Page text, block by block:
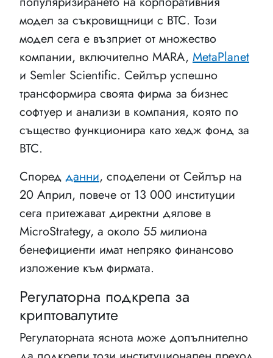
модел за съкровищници с BTC. Този
модел сега е възприет от множество
компании, включително MARA, MetaPlanet
и Semler Scientific. Сейлър успешно
трансформира своята фирма за бизнес
софтуер и анализи в компания, която по
същество функционира като хедж фонд за
BTC.
Според данни, споделени от Сейлър на
20 Април, повече от 13 000 институции
сега притежават директни дялове в
MicroStrategy, а около 55 милиона
бенефициенти имат непряко финансово
изложение към фирмата.
Регулаторна подкрепа за
криптовалутите
Регулаторната яснота може допълнително